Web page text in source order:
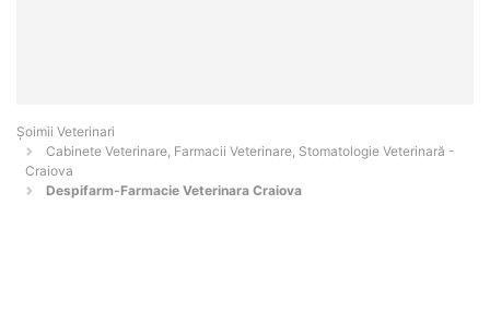
Șoimii Veterinari
Cabinete Veterinare, Farmacii Veterinare, Stomatologie Veterinară -
Craiova
Despifarm-Farmacie Veterinara Craiova